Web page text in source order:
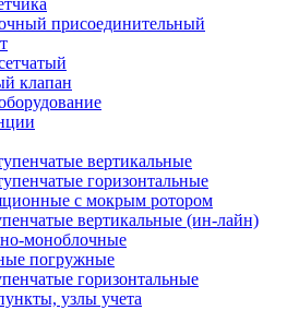
присоединительный
клапан
вертикальные
горизонтальные
с мокрым ротором
вертикальные (ин-лайн)
моноблочные
погружные
горизонтальные
узлы учета